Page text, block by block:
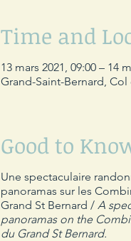
Time and
13 mars 2021, 09:00 – 14
Grand-Saint-Bernard,
Good to
Une spectaculaire
panoramas sur les
Grand St Bernard / A
panoramas on the
du Grand St Bernard.